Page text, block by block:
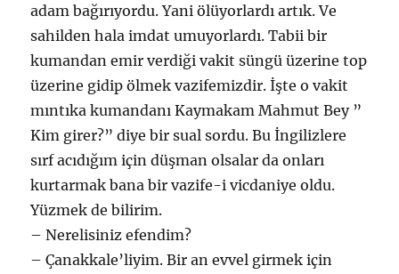
adam bağırıyordu. Yani ölüyorlardı artık. Ve
sahilden hala imdat umuyorlardı. Tabii bir
kumandan emir verdiği vakit süngü üzerine top
üzerine gidip ölmek vazifemizdir. İşte o vakit
mıntıka kumandanı Kaymakam Mahmut Bey ”
Kim girer?” diye bir sual sordu. Bu İngilizlere
sırf acıdığım için düşman olsalar da onları
kurtarmak bana bir vazife-i vicdaniye oldu.
Yüzmek de bilirim.
– Nerelisiniz efendim?
– Çanakkale’liyim. Bir an evvel girmek için